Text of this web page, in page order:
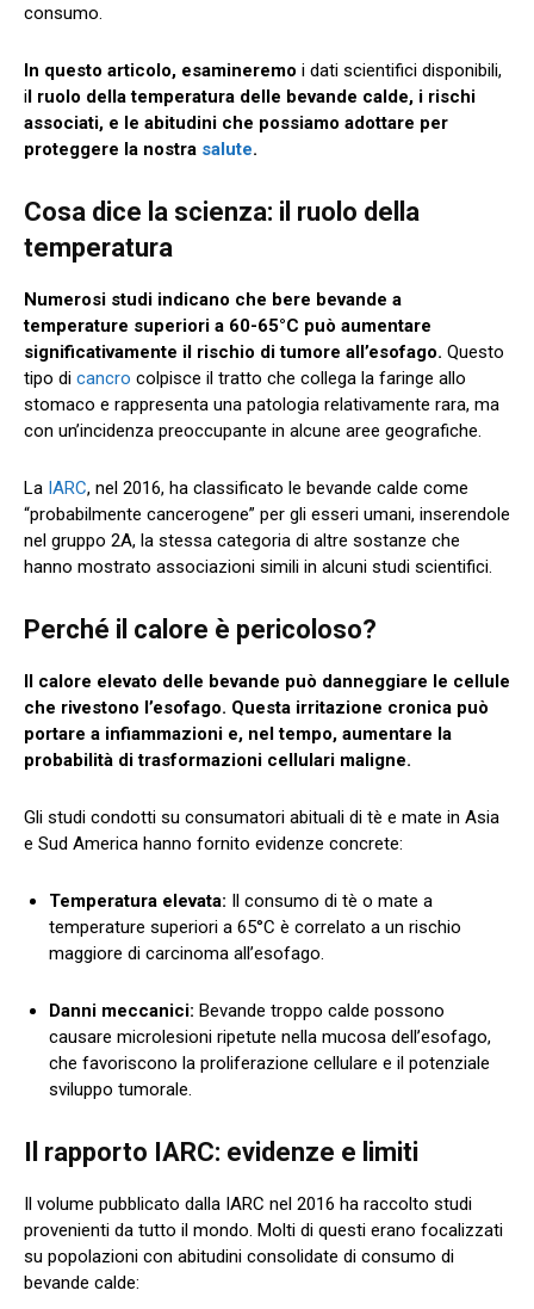
consumo.
In questo articolo, esamineremo i dati scientifici disponibili,
il ruolo della temperatura delle bevande calde, i rischi
associati, e le abitudini che possiamo adottare per
proteggere la nostra salute.
Cosa dice la scienza: il ruolo della
temperatura
Numerosi studi indicano che bere bevande a
temperature superiori a 60-65°C può aumentare
significativamente il rischio di tumore all’esofago. Questo
tipo di cancro colpisce il tratto che collega la faringe allo
stomaco e rappresenta una patologia relativamente rara, ma
con un’incidenza preoccupante in alcune aree geografiche.
La IARC, nel 2016, ha classificato le bevande calde come
“probabilmente cancerogene” per gli esseri umani, inserendole
nel gruppo 2A, la stessa categoria di altre sostanze che
hanno mostrato associazioni simili in alcuni studi scientifici.
Perché il calore è pericoloso?
Il calore elevato delle bevande può danneggiare le cellule
che rivestono l’esofago. Questa irritazione cronica può
portare a infiammazioni e, nel tempo, aumentare la
probabilità di trasformazioni cellulari maligne.
Gli studi condotti su consumatori abituali di tè e mate in Asia
e Sud America hanno fornito evidenze concrete:
Temperatura elevata: Il consumo di tè o mate a
temperature superiori a 65°C è correlato a un rischio
maggiore di carcinoma all’esofago.
Danni meccanici: Bevande troppo calde possono
causare microlesioni ripetute nella mucosa dell’esofago,
che favoriscono la proliferazione cellulare e il potenziale
sviluppo tumorale.
Il rapporto IARC: evidenze e limiti
Il volume pubblicato dalla IARC nel 2016 ha raccolto studi
provenienti da tutto il mondo. Molti di questi erano focalizzati
su popolazioni con abitudini consolidate di consumo di
bevande calde: